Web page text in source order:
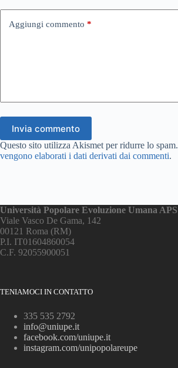
Aggiungi commento *
Invia commento
Questo sito utilizza Akismet per ridurre lo spam.
vengono elaborati i dati derivati dai commenti.
Università Popolare Evoluzione Umana APS
Viale Vasco De Gama, 142
00121 Roma (RM)
P.I. IT01604860054
C.F. 92055900051
TENIAMOCI IN CONTATTO
335 535 2792
info@uniupe.it
facebook.com/uniupe.it
instagram.com/unipopolareupe